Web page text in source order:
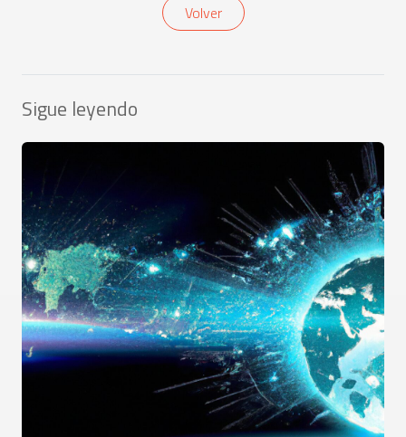
Volver
Sigue leyendo